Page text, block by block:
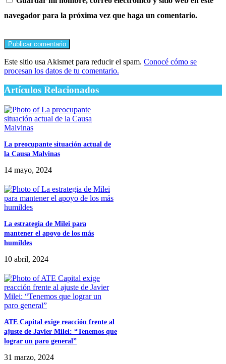
navegador para la próxima vez que haga un comentario.
Este sitio usa Akismet para reducir el spam. Conocé cómo se
procesan los datos de tu comentario.
Artículos Relacionados
La preocupante situación actual de
la Causa Malvinas
14 mayo, 2024
La estrategia de Milei para
mantener el apoyo de los más
humildes
10 abril, 2024
ATE Capital exige reacción frente al
ajuste de Javier Milei: “Tenemos que
lograr un paro general”
31 marzo, 2024